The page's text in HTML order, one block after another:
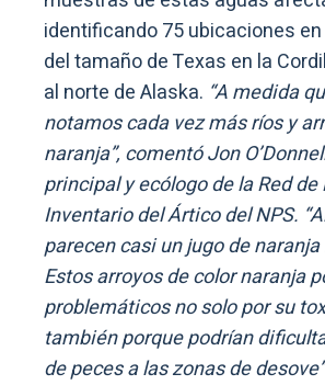
identificando 75 ubicaciones
del tamaño de Texas en la
al norte de Alaska. “A medida
notamos cada vez más ríos y
naranja”, comentó Jon
principal y ecólogo de la Red
Inventario del Ártico del NPS.
parecen casi un jugo de
Estos arroyos de color naranja
problemáticos no solo por su
también porque podrían
de peces a las zonas de desove”